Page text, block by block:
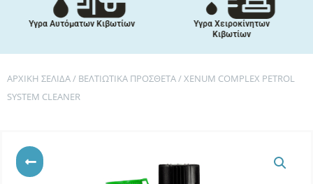
Υγρα Αυτόματων Κιβωτίων
Υγρα Χειροκίνητων
Κιβωτίων
ΑΡΧΙΚΉ ΣΕΛΊΔΑ/ ΒΕΛΤΙΩΤΙΚΆ ΠΡΌΣΘΕΤΑ/ XENUM COMPLEX PETROL
SYSTEM CLEANER